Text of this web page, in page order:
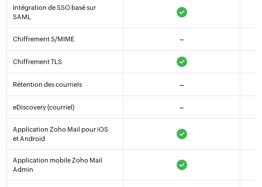
Intégration de SSO basé sur
SAML
Chiffrement S/MIME –
Chiffrement TLS
Rétention des courriels –
eDiscovery (courriel) –
Application Zoho Mail pour iOS
et Android
Application mobile Zoho Mail
Admin